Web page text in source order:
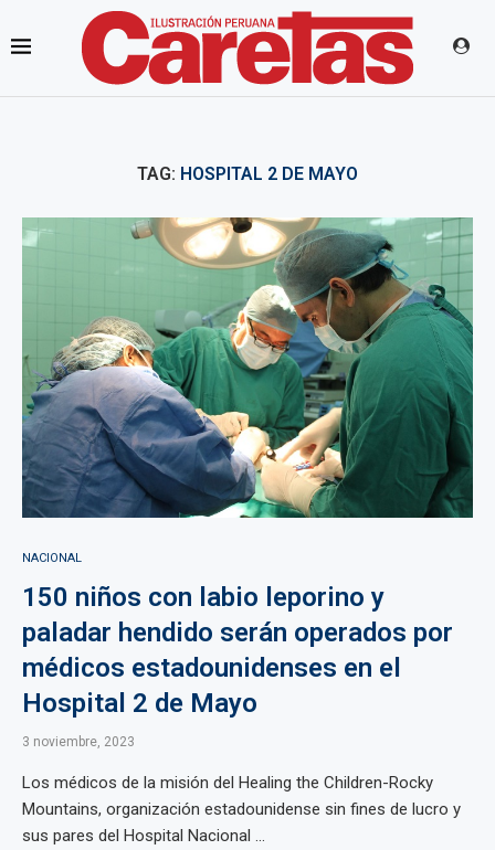
TAG: HOSPITAL 2 DE MAYO
NACIONAL
150 niños con labio leporino y
paladar hendido serán operados por
médicos estadounidenses en el
Hospital 2 de Mayo
3 noviembre, 2023
Los médicos de la misión del Healing the Children-Rocky
Mountains, organización estadounidense sin fines de lucro y
sus pares del Hospital Nacional ...